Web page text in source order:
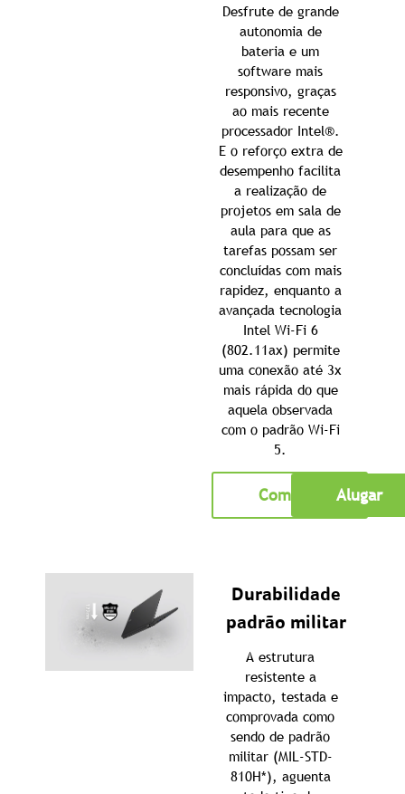
Desfrute de grande
autonomia de
bateria e um
software mais
responsivo, graças
ao mais recente
processador Intel®.
E o reforço extra de
desempenho facilita
a realização de
projetos em sala de
aula para que as
tarefas possam ser
concluídas com mais
rapidez, enquanto a
avançada tecnologia
Intel Wi-Fi 6
(802.11ax) permite
uma conexão até 3x
mais rápida do que
aquela observada
com o padrão Wi-Fi
5.
Comprar Alugar
Durabilidade
padrão militar
A estrutura
resistente a
impacto, testada e
comprovada como
sendo de padrão
militar (MIL-STD-
810H*), aguenta